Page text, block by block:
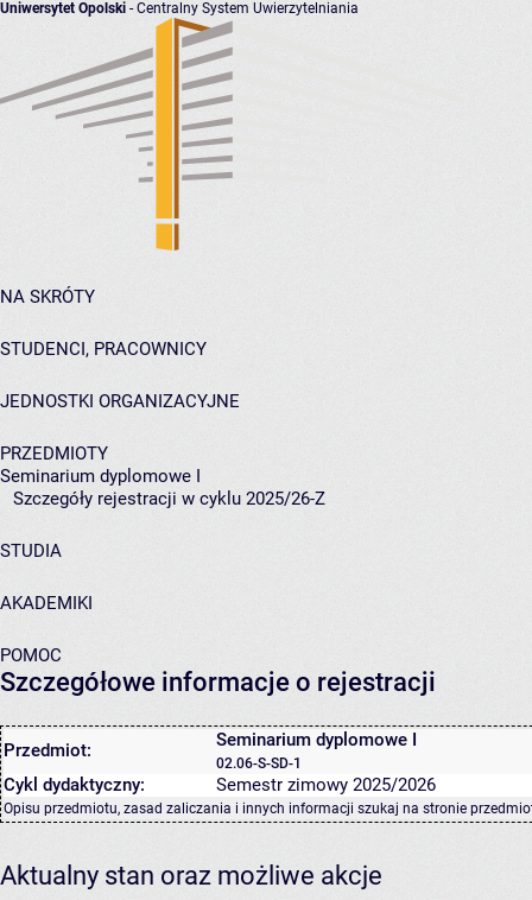
Uniwersytet Opolski - Centralny System Uwierzytelniania
NA SKRÓTY
STUDENCI, PRACOWNICY
JEDNOSTKI ORGANIZACYJNE
PRZEDMIOTY
Seminarium dyplomowe I
Szczegóły rejestracji w cyklu 2025/26-Z
STUDIA
AKADEMIKI
POMOC
Szczegółowe informacje o rejestracji
Przedmiot: Seminarium dyplomowe I
02.06-S-SD-1
Cykl dydaktyczny: Semestr zimowy 2025/2026
Opisu przedmiotu, zasad zaliczania i innych informacji szukaj na stronie
Aktualny stan oraz możliwe akcje